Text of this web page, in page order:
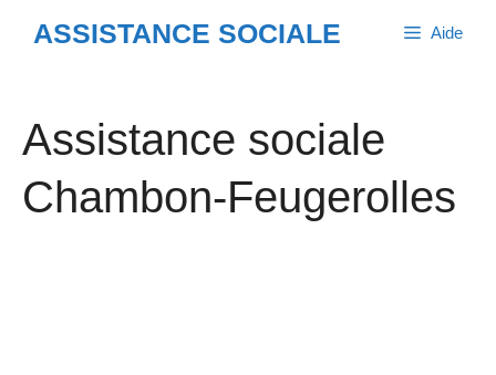
ASSISTANCE SOCIALE Aide
Assistance sociale
Chambon-Feugerolles